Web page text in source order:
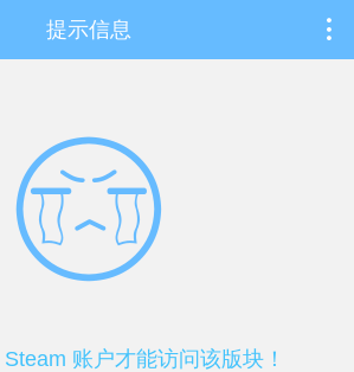
提示信息
账户才能访问该版块！